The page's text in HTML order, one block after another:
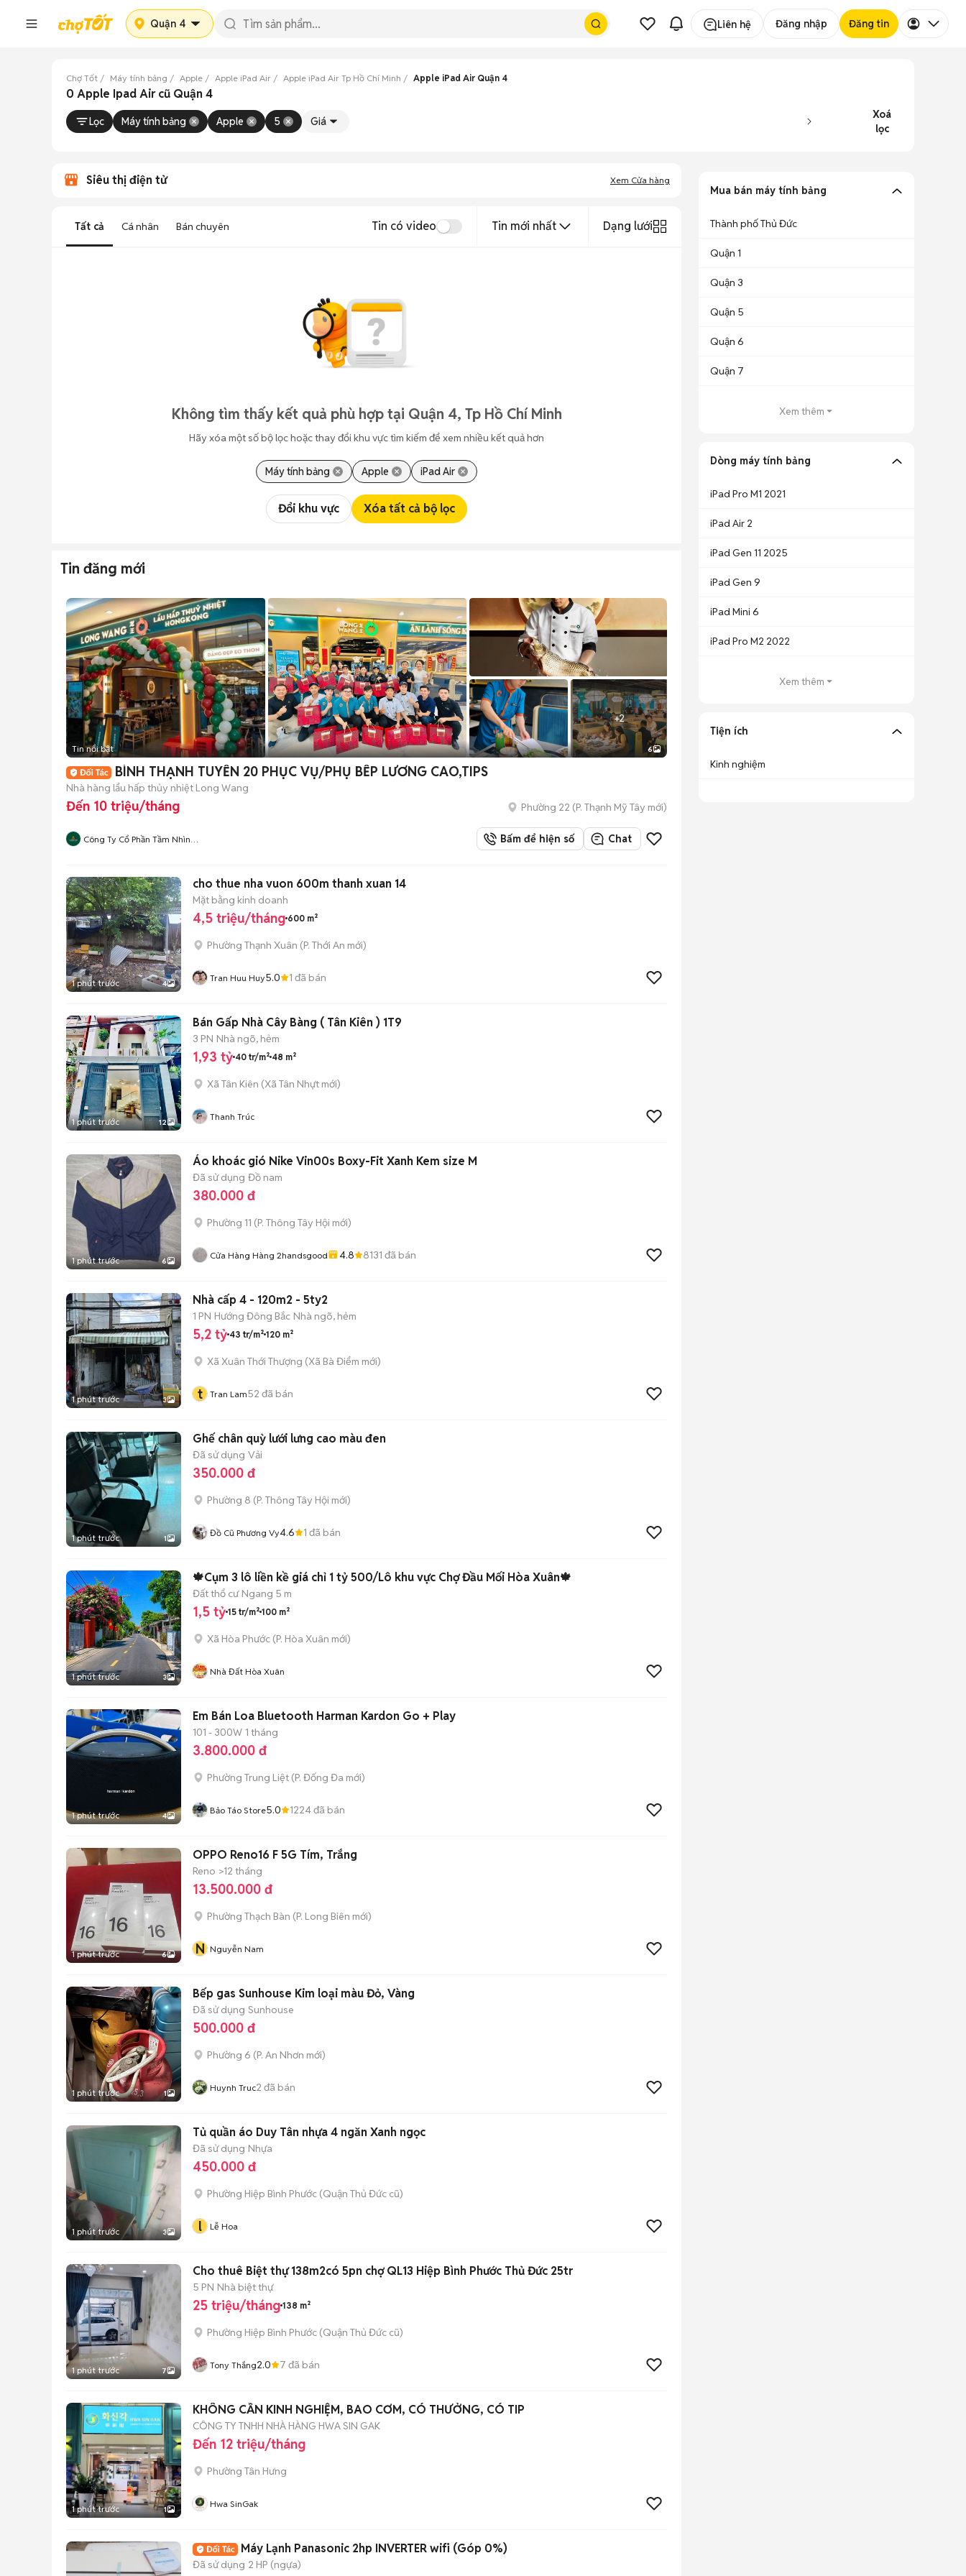
Quận 4 Liên hệ Đăng nhập Đăng tin
Chợ Tốt Máy tính bảng Apple Apple iPad Air Apple iPad Air Tp Hồ Chí Minh Apple iPad Air Quận 4
0 Apple Ipad Air cũ Quận 4
Lọc Máy tính bảng Apple 5 Giá
Xoá
lọc
Siêu thị điện tử Xem Cửa hàng
Tất cả Cá nhân Bán chuyên Tin có video Tin mới nhất Dạng lưới
Không tìm thấy kết quả phù hợp tại Quận 4, Tp Hồ Chí Minh
Hãy xóa một số bộ lọc hoặc thay đổi khu vực tìm kiếm để xem nhiều kết quả hơn
Máy tính bảng Apple iPad Air
Đổi khu vực Xóa tất cả bộ lọc
Tin đăng mới
+2
Tin nổi bật 6
BÌNH THẠNH TUYỂN 20 PHỤC VỤ/PHỤ BẾP LƯƠNG CAO,TIPS
Nhà hàng lẩu hấp thủy nhiệt Long Wang
Đến 10 triệu/tháng Phường 22 (P. Thạnh Mỹ Tây mới)
Công Ty Cổ Phần Tầm Nhìn
Bấm để hiện số Chat
1 phút trước 4
cho thue nha vuon 600m thanh xuan 14
Mặt bằng kinh doanh
4,5 triệu/tháng 600 m²
Phường Thạnh Xuân (P. Thới An mới)
Tran Huu Huy5.0 1 đã bán
1 phút trước 12
Bán Gấp Nhà Cây Bàng ( Tân Kiên ) 1T9
3 PN Nhà ngõ, hẻm
1,93 tỷ 40 tr/m² 48 m²
Xã Tân Kiên (Xã Tân Nhựt mới)
Thanh Trúc
1 phút trước 6
Áo khoác gió Nike Vin00s Boxy-Fit Xanh Kem size M
Đã sử dụng Đồ nam
380.000 đ
Phường 11 (P. Thông Tây Hội mới)
Cửa Hàng Hàng 2handsgood 4.8 8131 đã bán
1 phút trước 3
Nhà cấp 4 - 120m2 - 5ty2
1 PN Hướng Đông Bắc Nhà ngõ, hẻm
5,2 tỷ 43 tr/m² 120 m²
Xã Xuân Thới Thượng (Xã Bà Điểm mới)
t Tran Lam52 đã bán
1 phút trước 1
Ghế chân quỳ lưới lưng cao màu đen
Đã sử dụng Vải
350.000 đ
Phường 8 (P. Thông Tây Hội mới)
Đồ Cũ Phương Vy4.6 1 đã bán
1 phút trước 3
🍁Cụm 3 lô liền kề giá chỉ 1 tỷ 500/Lô khu vực Chợ Đầu Mối Hòa Xuân🍁
Đất thổ cư Ngang 5 m
1,5 tỷ 15 tr/m² 100 m²
Xã Hòa Phước (P. Hòa Xuân mới)
Nhà Đất Hòa Xuân
1 phút trước 4
Em Bán Loa Bluetooth Harman Kardon Go + Play
101 - 300W 1 tháng
3.800.000 đ
Phường Trung Liệt (P. Đống Đa mới)
Bảo Táo Store5.0 1224đã bán
1 phút trước 6
OPPO Reno16 F 5G Tím, Trắng
Reno >12 tháng
13.500.000 đ
Phường Thạch Bàn (P. Long Biên mới)
N Nguyễn Nam
1 phút trước 1
Bếp gas Sunhouse Kim loại màu Đỏ, Vàng
Đã sử dụng Sunhouse
500.000 đ
Phường 6 (P. An Nhơn mới)
Huynh Truc2 đã bán
1 phút trước 3
Tủ quần áo Duy Tân nhựa 4 ngăn Xanh ngọc
Đã sử dụng Nhựa
450.000 đ
Phường Hiệp Bình Phước (Quận Thủ Đức cũ)
l Lễ Hoa
1 phút trước 7
Cho thuê Biệt thự 138m2có 5pn chợ QL13 Hiệp Bình Phước Thủ Đức 25tr
5 PN Nhà biệt thự
25 triệu/tháng 138 m²
Phường Hiệp Bình Phước (Quận Thủ Đức cũ)
Tony Thắng2.0 7 đã bán
1 phút trước 1
KHÔNG CẦN KINH NGHIỆM, BAO CƠM, CÓ THƯỞNG, CÓ TIP
CÔNG TY TNHH NHÀ HÀNG HWA SIN GAK
Đến 12 triệu/tháng
Phường Tân Hưng
Hwa SinGak
Máy Lạnh Panasonic 2hp INVERTER wifi (Góp 0%)
Đã sử dụng 2 HP (ngựa)
Mua bán máy tính bảng
Thành phố Thủ Đức
Quận 1
Quận 3
Quận 5
Quận 6
Quận 7
Xem thêm
Dòng máy tính bảng
iPad Pro M1 2021
iPad Air 2
iPad Gen 11 2025
iPad Gen 9
iPad Mini 6
iPad Pro M2 2022
Xem thêm
Tiện ích
Kinh nghiệm